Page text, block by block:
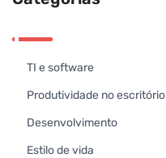
TI e software
Produtividade no escritório
Desenvolvimento
Estilo de vida